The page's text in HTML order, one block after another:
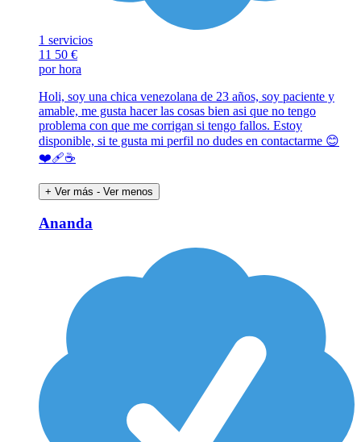
1 servicios
11 50 €
por hora
Holi, soy una chica venezolana de 23 años, soy paciente y
amable, me gusta hacer las cosas bien asi que no tengo
problema con que me corrigan si tengo fallos. Estoy
disponible, si te gusta mi perfil no dudes en contactarme 😊
❤️‍🩹☕️
+ Ver más - Ver menos
Ananda